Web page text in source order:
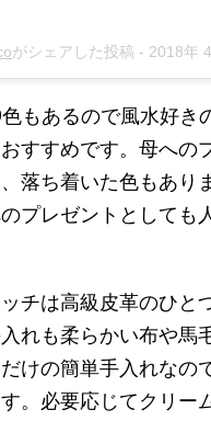
がシェアした投稿 - 2018年 4月
もあるので風水好き
すすめです。母への
落ち着いた色もあり
プレゼントとしても
チは高級皮革のひと
れも柔らかい布や馬
けの簡単手入れなの
。必要応じてクリー